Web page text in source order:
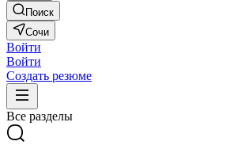
Поиск
Сочи
Войти
Войти
Создать резюме
Все разделы